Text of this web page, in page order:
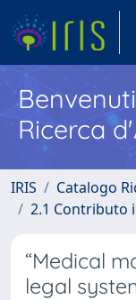
Ricerca
IRIS Catalogo
2.1 Contributo
“Medical
legal